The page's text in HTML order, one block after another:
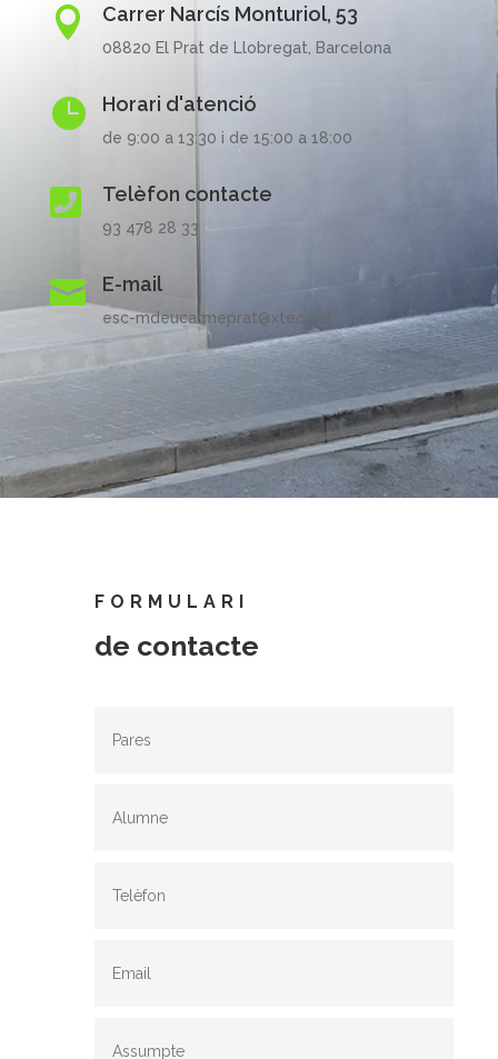
 Carrer Narcís Monturiol, 53
08820 El Prat de Llobregat, Barcelona
 Horari d'atenció
de 9:00 a 13:30 i de 15:00 a 18:00
 Telèfon contacte
93 478 28 33
 E-mail
esc-mdeucarmeprat@xtec.cat
FORMULARI
de contacte